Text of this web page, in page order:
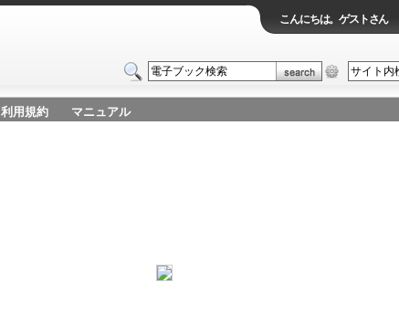
こんにちは。ゲストさん
利用規約 マニュアル